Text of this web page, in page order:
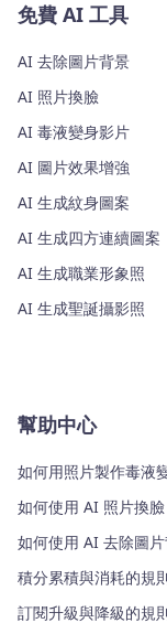
免費 AI 工具
AI 去除圖片背景
AI 照片換臉
AI 毒液變身影片
AI 圖片效果增強
AI 生成紋身圖案
AI 生成四方連續圖案
AI 生成職業形象照
AI 生成聖誕攝影照
幫助中心
如何用照片製作毒液
如何使用 AI 照片換臉
如何使用 AI 去除圖
積分累積與消耗的規
訂閱升級與降級的規